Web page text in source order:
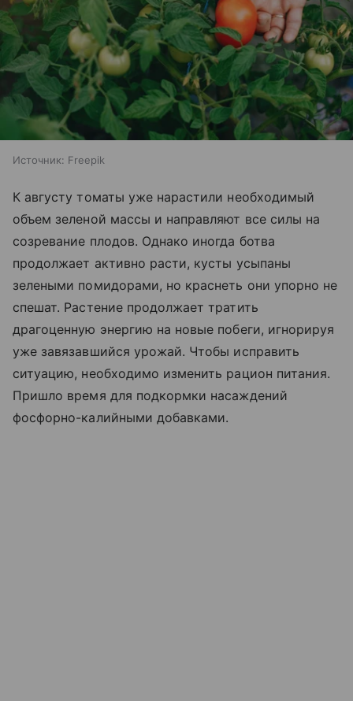
Источник: Freepik
К августу томаты уже нарастили необходимый
объем зеленой массы и направляют все силы на
созревание плодов. Однако иногда ботва
продолжает активно расти, кусты усыпаны
зелеными помидорами, но краснеть они упорно не
спешат. Растение продолжает тратить
драгоценную энергию на новые побеги, игнорируя
уже завязавшийся урожай. Чтобы исправить
ситуацию, необходимо изменить рацион питания.
Пришло время для подкормки насаждений
фосфорно-калийными добавками.